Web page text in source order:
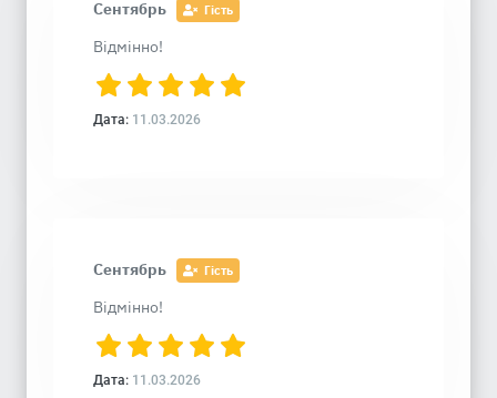
Сентябрь Гість
Відмінно!
Дата: 11.03.2026
Сентябрь Гість
Відмінно!
Дата: 11.03.2026